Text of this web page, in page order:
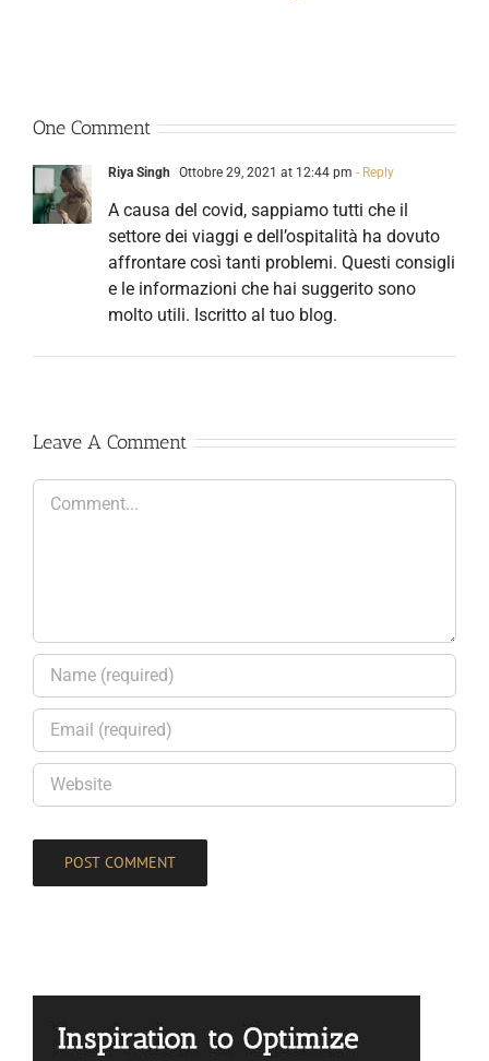
One Comment
Riya Singh Ottobre 29, 2021 at 12:44 pm - Reply
A causa del covid, sappiamo tutti che il
settore dei viaggi e dell’ospitalità ha dovuto
affrontare così tanti problemi. Questi consigli
e le informazioni che hai suggerito sono
molto utili. Iscritto al tuo blog.
Leave A Comment
Comment